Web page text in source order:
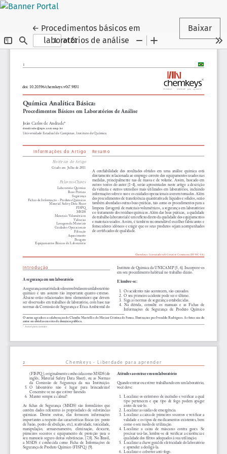
← Voltar aos Detalhes do Artigo
Procedimentos básicos em
laboratórios de análise
Baixar